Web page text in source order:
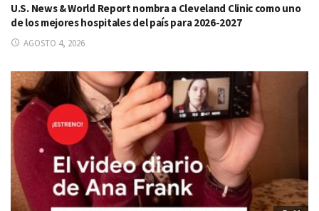
U.S. News & World Report nombra a Cleveland Clinic como uno
de los mejores hospitales del país para 2026-2027
AGOSTO 4, 2026